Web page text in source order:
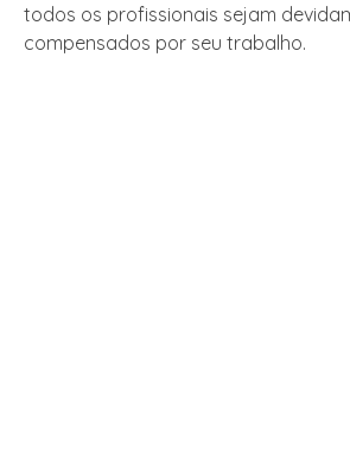
todos os profissionais sejam
compensados por seu trabalho.